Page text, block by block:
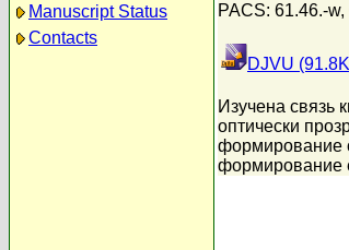
Manuscript Status
Contacts
PACS: 61.46.-
DJVU
Изучена связь
оптически
формирование
формирование